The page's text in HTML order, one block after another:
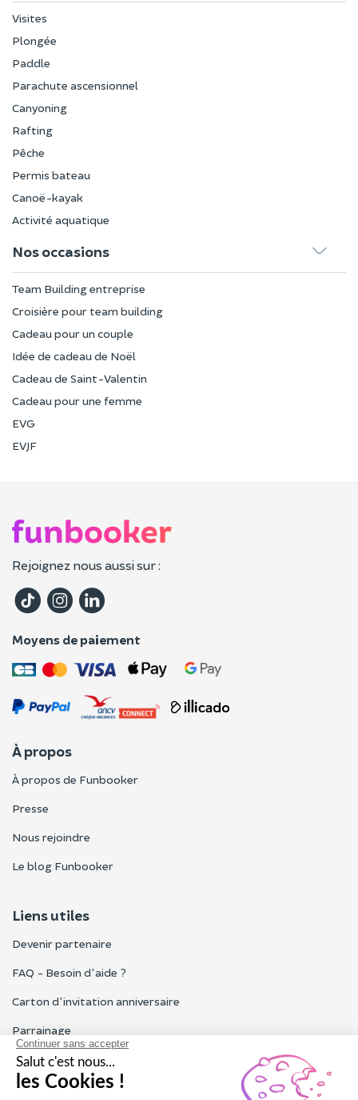
Visites
Plongée
Paddle
Parachute ascensionnel
Canyoning
Rafting
Pêche
Permis bateau
Canoë-kayak
Activité aquatique
Nos occasions
Team Building entreprise
Croisière pour team building
Cadeau pour un couple
Idée de cadeau de Noël
Cadeau de Saint-Valentin
Cadeau pour une femme
EVG
EVJF
Rejoignez nous aussi sur :
Moyens de paiement
À propos
À propos de Funbooker
Presse
Nous rejoindre
Le blog Funbooker
Liens utiles
Devenir partenaire
FAQ - Besoin d'aide ?
Carton d'invitation anniversaire
Parrainage
Tous les avis Funbooker